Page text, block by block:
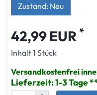
Zustand: Neu
42,99 EUR *
Inhalt1 Stück
Versandkostenfrei
Lieferzeit: 1-3 Tage